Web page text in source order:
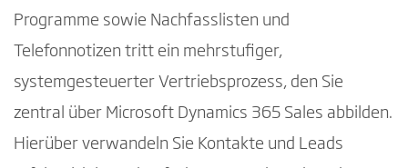
Programme sowie Nachfasslisten und
Telefonnotizen tritt ein mehrstufiger,
systemgesteuerter Vertriebsprozess, den Sie
zentral über Microsoft Dynamics 365 Sales abbilden.
Hierüber verwandeln Sie Kontakte und Leads